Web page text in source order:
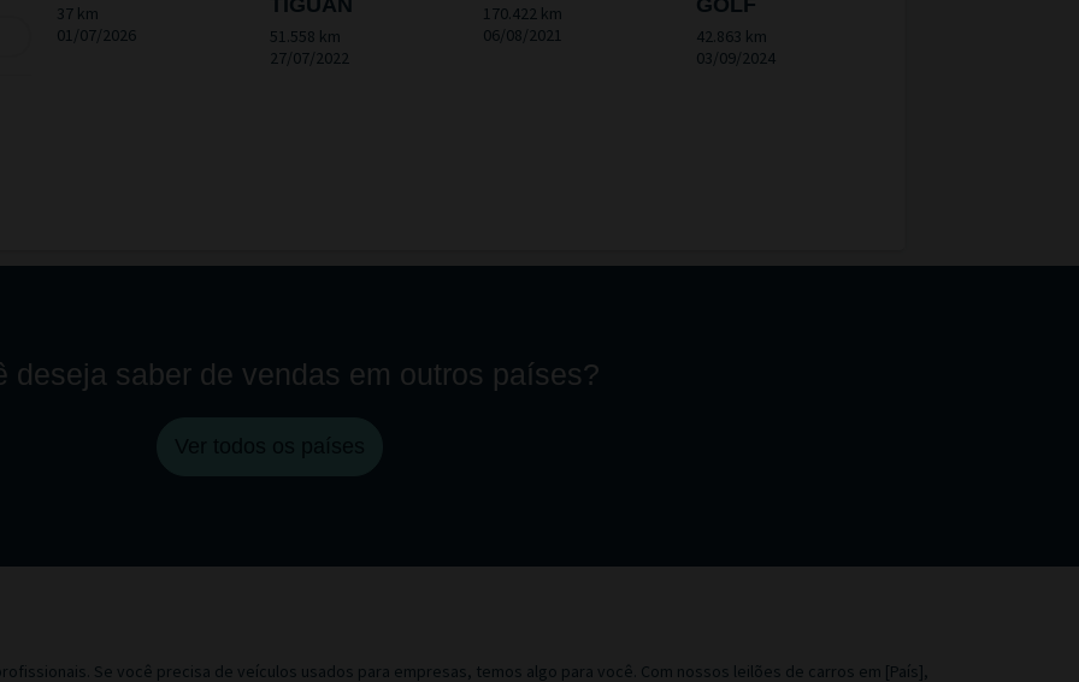
37 km
01/07/2026
TIGUAN
51.558 km
27/07/2022
170.422 km
06/08/2021
GOLF
42.863 km
03/09/2024
deseja saber de vendas em outros países?
Se você precisa de veículos usados para empresas, temos algo para você. Com nossos leilões de carros em [País],